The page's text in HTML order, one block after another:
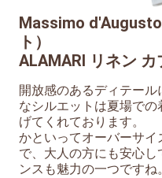
Massimo
ト）
ALAMARI リネン
開放感のあるディテー
なシルエットは夏場で
げてくれております。
かといってオーバーサ
で、大人の方にも安心
ンスも魅力の一つですね。